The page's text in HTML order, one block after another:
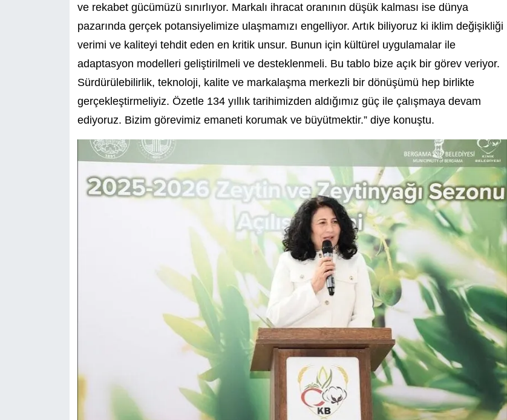
ve rekabet gücümüzü sınırlıyor. Markalı ihracat oranının düşük kalması ise dünya
pazarında gerçek potansiyelimize ulaşmamızı engelliyor. Artık biliyoruz ki iklim değişikliği
verimi ve kaliteyi tehdit eden en kritik unsur. Bunun için kültürel uygulamalar ile
adaptasyon modelleri geliştirilmeli ve desteklenmeli. Bu tablo bize açık bir görev veriyor.
Sürdürülebilirlik, teknoloji, kalite ve markalaşma merkezli bir dönüşümü hep birlikte
gerçekleştirmeliyiz. Özetle 134 yıllık tarihimizden aldığımız güç ile çalışmaya devam
ediyoruz. Bizim görevimiz emaneti korumak ve büyütmektir.” diye konuştu.